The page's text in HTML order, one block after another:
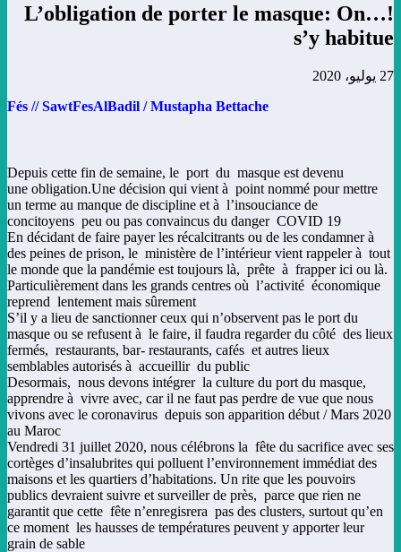
!…L’obligation de porter le masque: On
s’y habitue
27 يوليو، 2020
Depuis cette fin de semaine, le port du masque est devenu
une obligation.Une décision qui vient à point nommé pour mettre
un terme au manque de discipline et à l’insouciance de
concitoyens peu ou pas convaincus du danger COVID 19
En décidant de faire payer les récalcitrants ou de les condamner à
des peines de prison, le ministère de l’intérieur vient rappeler à tout
le monde que la pandémie est toujours là, prête à frapper ici ou là.
Particulièrement dans les grands centres où l’activité économique
reprend lentement mais sûrement
S’il y a lieu de sanctionner ceux qui n’observent pas le port du
masque ou se refusent à le faire, il faudra regarder du côté des lieux
fermés, restaurants, bar- restaurants, cafés et autres lieux
semblables autorisés à accueillir du public
Desormais, nous devons intégrer la culture du port du masque,
apprendre à vivre avec, car il ne faut pas perdre de vue que nous
vivons avec le coronavirus depuis son apparition début / Mars 2020
au Maroc
Vendredi 31 juillet 2020, nous célébrons la fête du sacrifice avec ses
cortèges d’insalubrites qui polluent l’environnement immédiat des
maisons et les quartiers d’habitations. Un rite que les pouvoirs
publics devraient suivre et surveiller de près, parce que rien ne
garantit que cette fête n’enregisrera pas des clusters, surtout qu’en
ce moment les hausses de températures peuvent y apporter leur
grain de sable